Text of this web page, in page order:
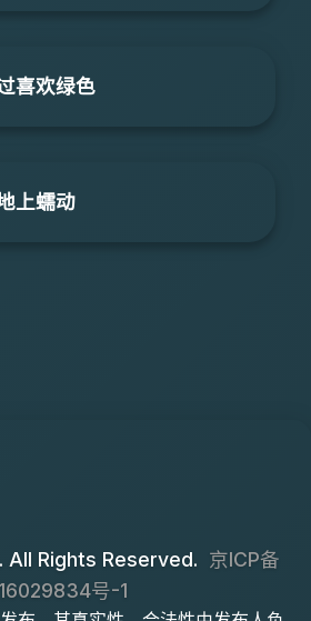
喜欢绿色
上蠕动
All Rights Reserved. 京ICP备
16029834号-1